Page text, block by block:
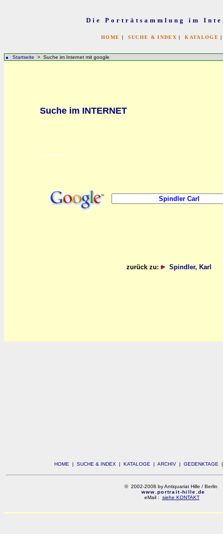
Die Porträtsammlung im
HOME | SUCHE & INDEX |KATALOGE
Startseite > Suche im Internet mit google
Suche im INTERNET
zurück zu: Spindler, Karl
HOME | SUCHE & INDEX | KATALOGE | ARCHIV | GEDENKTAGE
© 2002-2008 by Antiquariat Hille / Berlin
www.portrait-hille.de
eMail : siehe KONTAKT